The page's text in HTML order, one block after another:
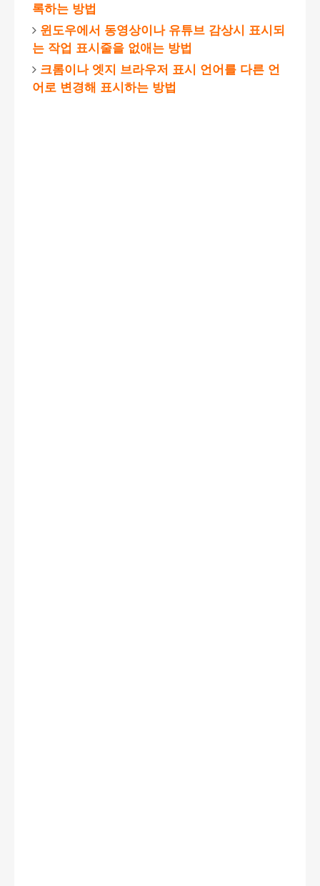
록하는 방법
윈도우에서 동영상이나 유튜브 감상시 표시되
는 작업 표시줄을 없애는 방법
크롬이나 엣지 브라우저 표시 언어를 다른 언
어로 변경해 표시하는 방법